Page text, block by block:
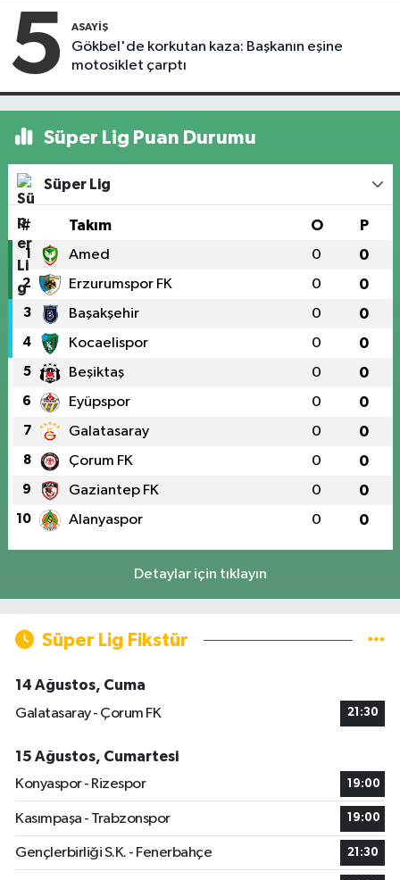
5 ASAYIŞ
Gökbel'de korkutan kaza: Başkanın eşine
motosiklet çarptı
Süper Lig Puan Durumu
Süper Lig
# Takım O P
1 Amed 0 0
2 Erzurumspor FK 0 0
3 Başakşehir 0 0
4 Kocaelispor 0 0
5 Beşiktaş 0 0
6 Eyüpspor 0 0
7 Galatasaray 0 0
8 Çorum FK 0 0
9 Gaziantep FK 0 0
10 Alanyaspor 0 0
Detaylar için tıklayın
Süper Lig Fikstür
14 Ağustos, Cuma
Galatasaray - Çorum FK
21:30
15 Ağustos, Cumartesi
Konyaspor - Rizespor
19:00
Kasımpaşa - Trabzonspor 19:00
Gençlerbirliği S.K. - Fenerbahçe 21:30